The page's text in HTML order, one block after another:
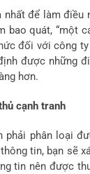
nhất để làm điều
bao quát, “một
đối với công
được những
hơn.
cạnh tranh
phải phân loại
tin, bạn sẽ
tin nên được